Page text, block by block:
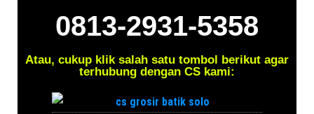
0813-2931-5358
Atau, cukup klik salah satu tombol berikut agar
terhubung dengan CS kami: